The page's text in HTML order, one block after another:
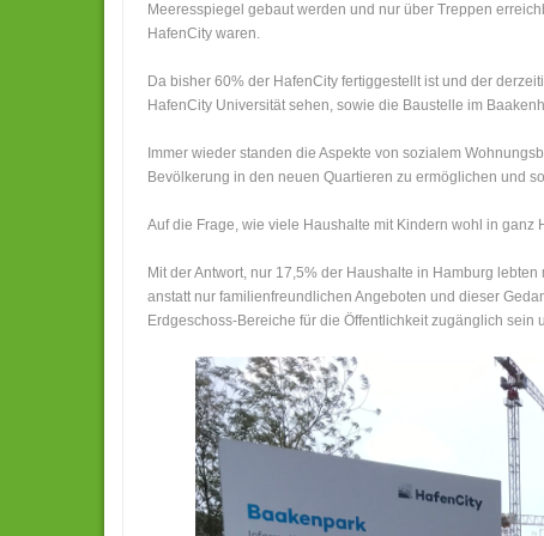
Meeresspiegel gebaut werden und nur über Treppen
HafenCity waren.
Da bisher 60% der HafenCity fertiggestellt ist und der
HafenCity Universität sehen, sowie die Baustelle im
Immer wieder standen die Aspekte von sozialem
Bevölkerung in den neuen Quartieren zu ermöglichen und
Auf die Frage, wie viele Haushalte mit Kindern wohl in
Mit der Antwort, nur 17,5% der Haushalte in Hamburg
anstatt nur familienfreundlichen Angeboten und dieser
Erdgeschoss-Bereiche für die Öffentlichkeit zugänglich